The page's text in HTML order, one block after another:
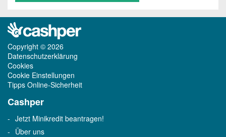
Copyright © 2026
Datenschutzerklärung
Cookies
Cookie Einstellungen
Tipps Online-Sicherheit
Cashper
Jetzt Minikredit beantragen!
Über uns